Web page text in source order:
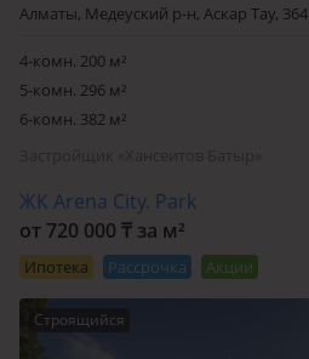
Алматы, Медеуский р-н, Аскар Тау, 364
4-комн. 200 м²
5-комн. 296 м²
6-комн. 382 м²
ЖК Arena City. Park
от 720 000 ₸ за м²
Ипотека Рассрочка Акции
Строящийся